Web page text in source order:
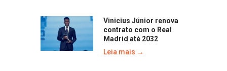
Vinicius Júnior renova
contrato com o Real
Madrid até 2032
Leia mais →